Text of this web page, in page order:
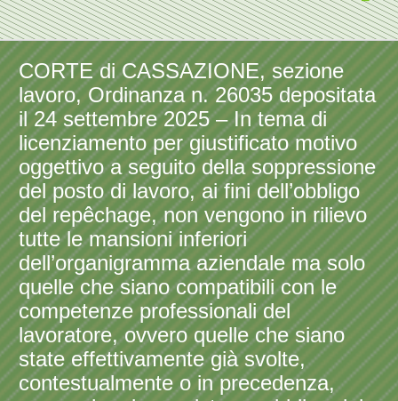
CORTE di CASSAZIONE, sezione
lavoro, Ordinanza n. 26035 depositata
il 24 settembre 2025 – In tema di
licenziamento per giustificato motivo
oggettivo a seguito della soppressione
del posto di lavoro, ai fini dell’obbligo
del repêchage, non vengono in rilievo
tutte le mansioni inferiori
dell’organigramma aziendale ma solo
quelle che siano compatibili con le
competenze professionali del
lavoratore, ovvero quelle che siano
state effettivamente già svolte,
contestualmente o in precedenza,